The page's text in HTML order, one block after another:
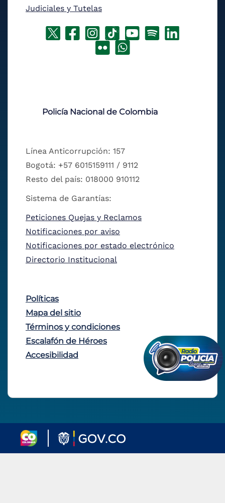
Judiciales y Tutelas
Policía Nacional de Colombia
Línea Anticorrupción: 157
Bogotá: +57 6015159111 / 9112
Resto del país: 018000 910112
Sistema de Garantías:
Peticiones Quejas y Reclamos
Notificaciones por aviso
Notificaciones por estado electrónico
Directorio Institucional
Políticas
Mapa del sitio
Términos y condiciones
Escalafón de Héroes
Accesibilidad